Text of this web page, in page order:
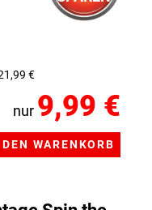
€
nur 9,99 €